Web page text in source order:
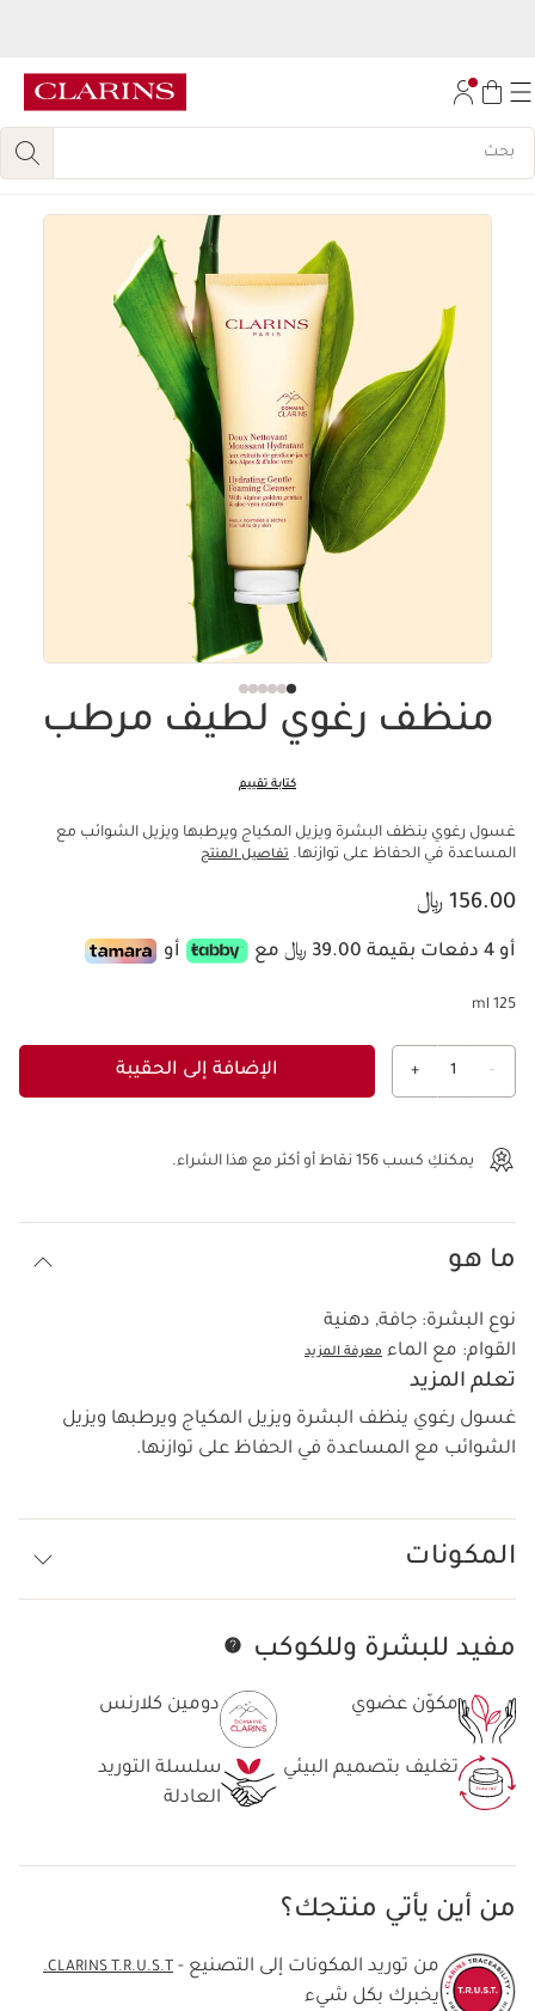
انتقل إلى أسفل الصفحة
منظف ​​رغوي لطيف مرطب
كتابة تقييم
غسول رغوي ينظف البشرة ويزيل المكياج ويرطبها ويزيل الشوائب مع
المساعدة في الحفاظ على توازنها. تفاصيل المنتج
السعر الحالي هو 156.00 ﷼
156.00 ﷼
أو 4 دفعات بقيمة 39.00 ﷼ مع أو
125 ml
-
1
+ الإضافة إلى الحقيبة
يمكنكِ كسب 156 نقاط أو أكثر مع هذا الشراء.
ما هو
نوع البشرة: جافة, دهنية
القوام: مع الماء معرفة المزيد
تعلم المزيد
غسول رغوي ينظف البشرة ويزيل المكياج ويرطبها ويزيل
الشوائب مع المساعدة في الحفاظ على توازنها.
المكونات
مفيد للبشرة وللكوكب
مكوّن عضوي دومين كلارنس
تغليف بتصميم البيئي
سلسلة التوريد
العادلة
من أين يأتي منتجك؟
من توريد المكونات إلى التصنيع - CLARINS T.R.U.S.T.
يخبرك بكل شيء